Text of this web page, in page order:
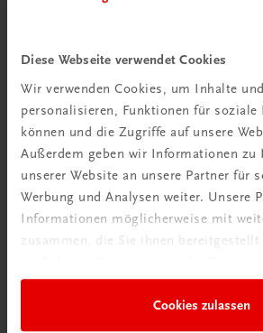
Diese Webseite verwendet Cookies
Wir verwenden Cookies, um Inhalte
personalisieren, Funktionen für soziale
können und die Zugriffe auf unsere
Außerdem geben wir Informationen zu
unserer Website an unsere Partner für
Werbung und Analysen weiter. Unsere
Informationen möglicherweise mit
zusammen, die Sie ihnen bereitgestellt
Cookies zulassen
Schon entdeckt?
Ratgeber Schulpraxis